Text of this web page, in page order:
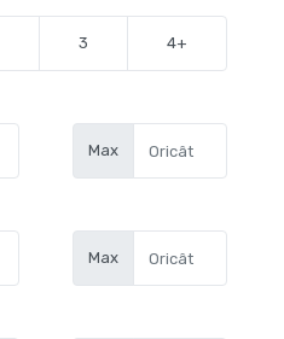
3 4+
Max
Max